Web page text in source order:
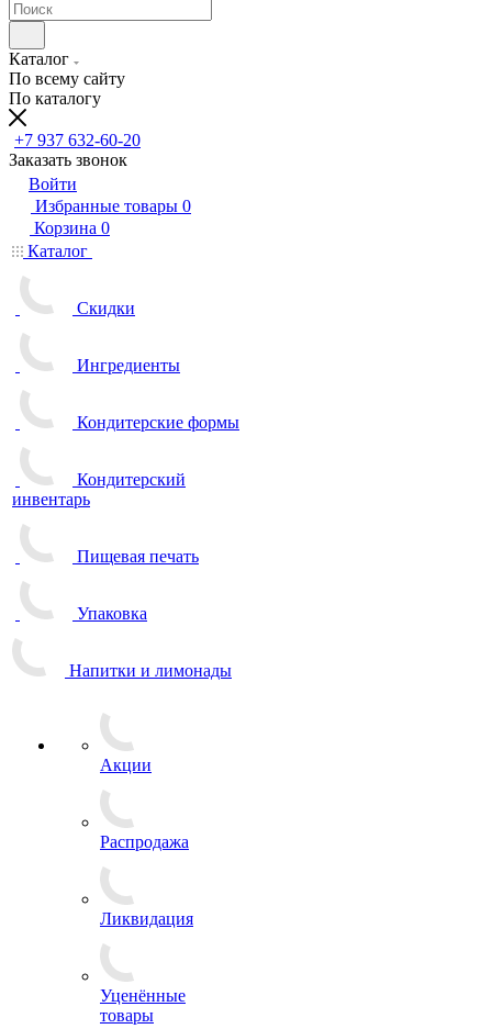
Каталог
По всему сайту
По каталогу
+7 937 632-60-20
Заказать звонок
Войти
Избранные товары 0
Корзина 0
Каталог
Скидки
Ингредиенты
Кондитерские формы
Кондитерский
инвентарь
Пищевая печать
Упаковка
Напитки и лимонады
Акции
Распродажа
Ликвидация
Уценённые
товары